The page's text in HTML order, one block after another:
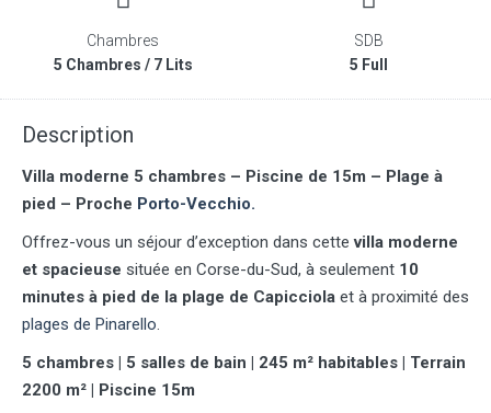
Chambres
5 Chambres / 7 Lits
SDB
5 Full
Description
Villa moderne 5 chambres – Piscine de 15m – Plage à
pied – Proche Porto-Vecchio.
Offrez-vous un séjour d’exception dans cettevilla moderne
et spacieuse située en Corse-du-Sud, à seulement 10
minutes à pied de la plage de Capicciola et à proximité des
plages de Pinarello.
5 chambres | 5 salles de bain | 245 m² habitables | Terrain
2200 m² | Piscine 15m